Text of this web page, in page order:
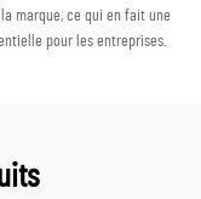
marque, ce qui en fait une
pour les entreprises.